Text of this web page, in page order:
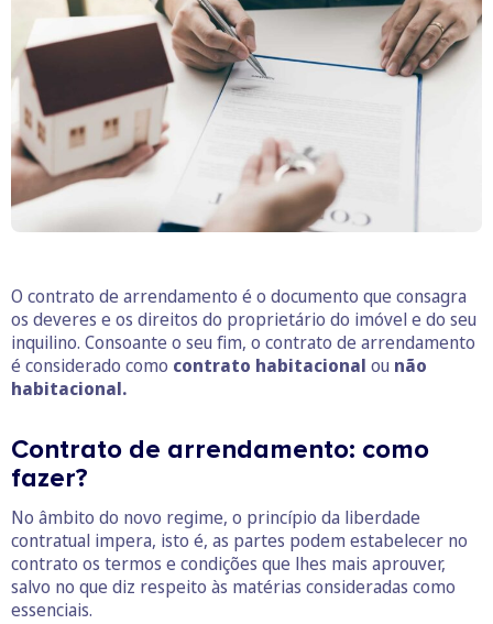
O contrato de arrendamento é o documento que consagra
os deveres e os direitos do proprietário do imóvel e do seu
inquilino. Consoante o seu fim, o contrato de arrendamento
é considerado como contrato habitacional ou não
habitacional.
Contrato de arrendamento: como
fazer?
No âmbito do novo regime, o princípio da liberdade
contratual impera, isto é, as partes podem estabelecer no
contrato os termos e condições que lhes mais aprouver,
salvo no que diz respeito às matérias consideradas como
essenciais.